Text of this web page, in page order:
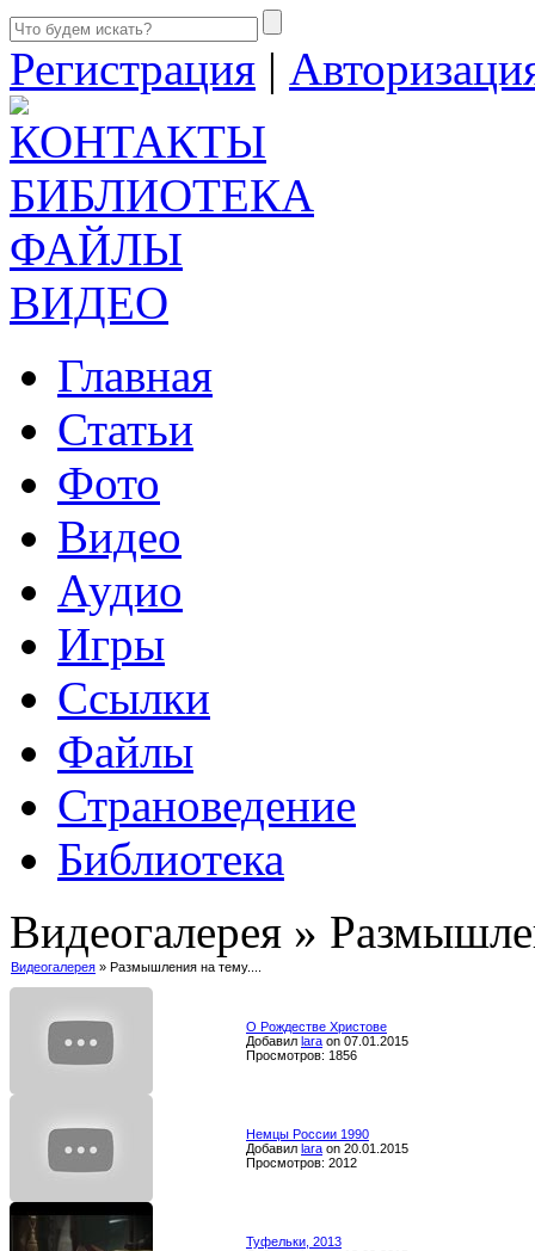
Регистрация |
КОНТАКТЫ
БИБЛИОТЕКА
ФАЙЛЫ
ВИДЕО
Главная
Статьи
Фото
Видео
Аудио
Игры
Ссылки
Файлы
Страноведение
Библиотека
Видеогалерея »
Видеогалерея » Размышления на тему....
О Рождестве Христове
Добавил lara on 07.01.2015
Просмотров: 1856
Немцы России 1990
Добавил lara on 20.01.2015
Просмотров: 2012
Туфельки, 2013